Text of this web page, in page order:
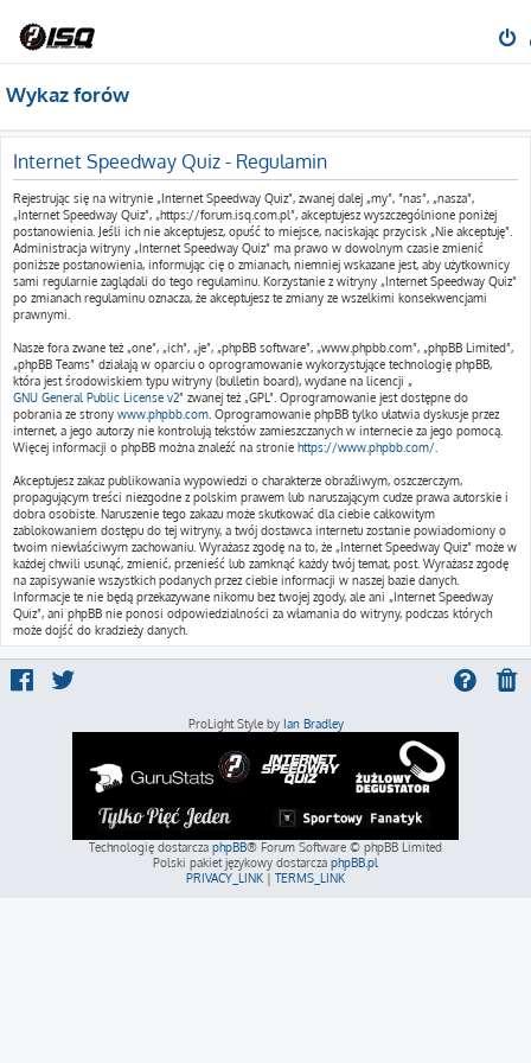
Wykaz forów
Internet Speedway Quiz - Regulamin
Rejestrując się na witrynie „Internet Speedway Quiz”, zwanej dalej „my”, ”nas”, „nasza”,
„Internet Speedway Quiz”, „https://forum.isq.com.pl”, akceptujesz wyszczególnione poniżej
postanowienia. Jeśli ich nie akceptujesz, opuść to miejsce, naciskając przycisk „Nie akceptuję”.
Administracja witryny „Internet Speedway Quiz” ma prawo w dowolnym czasie zmienić
poniższe postanowienia, informując cię o zmianach, niemniej wskazane jest, aby użytkownicy
sami regularnie zaglądali do tego regulaminu. Korzystanie z witryny „Internet Speedway Quiz”
po zmianach regulaminu oznacza, że akceptujesz te zmiany ze wszelkimi konsekwencjami
prawnymi.
Nasze fora zwane też „one”, „ich”, „je”, „phpBB software”, „www.phpbb.com”, „phpBB Limited”,
„phpBB Teams” działają w oparciu o oprogramowanie wykorzystujące technologię phpBB,
która jest środowiskiem typu witryny (bulletin board), wydane na licencji „
GNU General Public License v2” zwanej też „GPL”. Oprogramowanie jest dostępne do
pobrania ze strony www.phpbb.com . Oprogramowanie phpBB tylko ułatwia dyskusje przez
internet, a jego autorzy nie kontrolują tekstów zamieszczanych w internecie za jego pomocą.
Więcej informacji o phpBB można znaleźć na stronie https://www.phpbb.com/
Akceptujesz zakaz publikowania wypowiedzi o charakterze obraźliwym, oszczerczym,
propagującym treści niezgodne z polskim prawem lub naruszającym cudze prawa autorskie i
dobra osobiste. Naruszenie tego zakazu może skutkować dla ciebie całkowitym
zablokowaniem dostępu do tej witryny, a twój dostawca internetu zostanie powiadomiony o
twoim niewłaściwym zachowaniu. Wyrażasz zgodę na to, że „Internet Speedway Quiz” może w
każdej chwili usunąć, zmienić, przenieść lub zamknąć każdy twój temat, post. Wyrażasz zgodę
na zapisywanie wszystkich podanych przez ciebie informacji w naszej bazie danych.
Informacje te nie będą przekazywane nikomu bez twojej zgody, ale ani „Internet Speedway
Quiz”, ani phpBB nie ponosi odpowiedzialności za włamania do witryny, podczas których
może dojść do kradzieży danych.
ProLight Style by Ian Bradley
Technologię dostarcza phpBB® Forum Software © phpBB Limited
Polski pakiet językowy dostarcza phpBB.pl
PRIVACY_LINK | TERMS_LINK